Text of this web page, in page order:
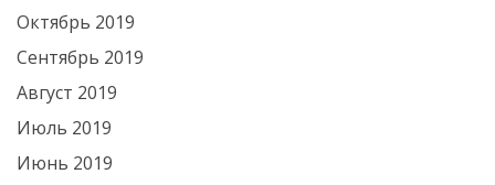
Октябрь 2019
Сентябрь 2019
Август 2019
Июль 2019
Июнь 2019